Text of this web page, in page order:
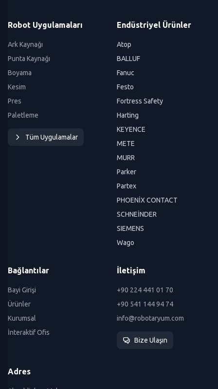
Robot Uygulamaları
Ark Kaynağı
Punta Kaynağı
Boyama
Kesim
Pres
Paletleme
Tüm Uygulamalar
Endüstriyel Ürünler
Atop
BALLUF
Fanuc
Festo
Fortress Safety
Harting
KEYENCE
METE
MURR
Parker
Partex
PHOENİX CONTACT
SCHNEİNDER
SIEMENS
Wago
Bağlantılar
Bayi Girişi
Ürünler
Kurumsal
İnteraktif Ofis
İletişim
+90 224 441 01 70
+90 541 144 94 74
info@robotaryum.com
Bize Ulaşın
Adres